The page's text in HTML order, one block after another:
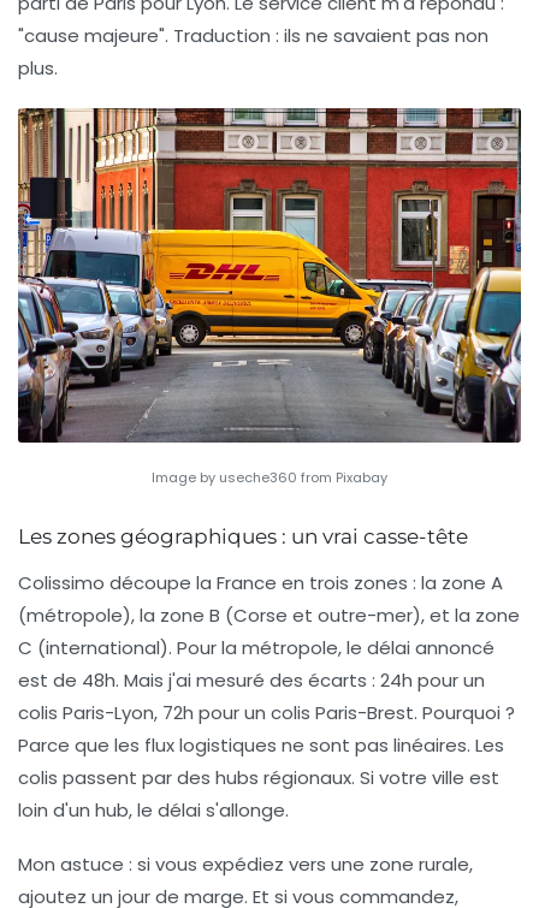
"cause majeure". Traduction : ils ne savaient pas non
plus.
Image by useche360 from Pixabay
Les zones géographiques : un vrai casse-tête
Colissimo découpe la France en trois zones : la zone A
(métropole), la zone B (Corse et outre-mer), et la zone
C (international). Pour la métropole, le délai annoncé
est de 48h. Mais j'ai mesuré des écarts : 24h pour un
colis Paris-Lyon, 72h pour un colis Paris-Brest. Pourquoi ?
Parce que les flux logistiques ne sont pas linéaires. Les
colis passent par des hubs régionaux. Si votre ville est
loin d'un hub, le délai s'allonge.
Mon astuce : si vous expédiez vers une zone rurale,
ajoutez un jour de marge. Et si vous commandez,